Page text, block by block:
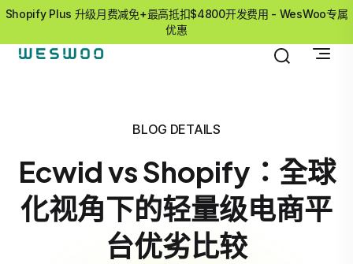
Shopify Plus 升级月费减免+最高抵扣$4800开发费用 - WesWoo专属
优惠
BLOG DETAILS
Ecwid vs Shopify：全球
化视角下的轻量级电商平
台优劣比较